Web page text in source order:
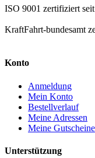
ISO 9001 zertifiziert
KraftFahrt-bundesamt
Konto
Anmeldung
Mein Konto
Bestellverlauf
Meine Adressen
Meine Gutscheine
Unterstützung